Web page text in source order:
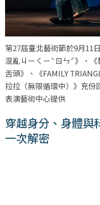
第27屆臺北藝術節於9月11
混亂ㄐㄧㄑㄧˋㄖㄣˊ》、
舌頭》、《FAMILY
拉拉（無限循環中）》充份
表演藝術中心提供
穿越身分、身體與
一次解密